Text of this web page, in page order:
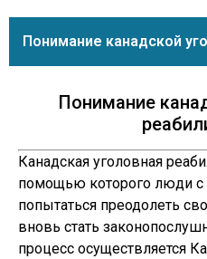
Понимание канадской
Понимание
Канадская уголовная
помощью которого люди с
попытаться преодолеть
вновь стать
процесс осуществляется